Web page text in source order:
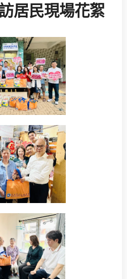
居民現場花絮